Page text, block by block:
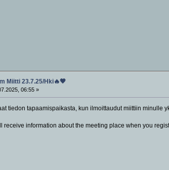
Miitti 23.7.25/Hki🔥🖤
06:55 »
tiedon tapaamispaikasta, kun ilmoittaudut miittiin minulle
receive information about the meeting place when you